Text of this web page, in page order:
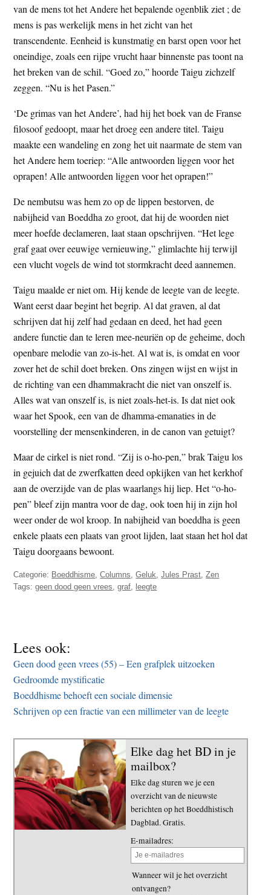
van de mens tot het Andere het bepalende ogenblik ziet ; de
mens is pas werkelijk mens in het zicht van het
transcendente. Eenheid is kunstmatig en barst open voor het
oneindige, zoals een rijpe vrucht haar binnenste pas toont na
het breken van de schil. “Goed zo,” hoorde Taigu zichzelf
zeggen. “Nu is het Pasen.”
‘De grimas van het Andere’, had hij het boek van de Franse
filosoof gedoopt, maar het droeg een andere titel. Taigu
maakte een wandeling en zong het uit naarmate de stem van
het Andere hem toeriep: “Alle antwoorden liggen voor het
oprapen! Alle antwoorden liggen voor het oprapen!”
De nembutsu was hem zo op de lippen bestorven, de
nabijheid van Boeddha zo groot, dat hij de woorden niet
meer hoefde declameren, laat staan opschrijven. “Het lege
graf gaat over eeuwige vernieuwing,” glimlachte hij terwijl
een vlucht vogels de wind tot stormkracht deed aannemen.
Taigu maalde er niet om. Hij kende de leegte van de leegte.
Want eerst daar begint het begrip. Al dat graven, al dat
schrijven dat hij zelf had gedaan en deed, het had geen
andere functie dan te leren mee-neuriën op de geheime, doch
openbare melodie van zo-is-het. Al wat is, is omdat en voor
zover het de schil doet breken. Ons zingen wijst en wijst in
de richting van een dhammakracht die niet van onszelf is.
Alles wat van onszelf is, is niet zoals-het-is. Is dat niet ook
waar het Spook, een van de dhamma-emanaties in de
voorstelling der mensenkinderen, in de canon van getuigt?
Maar de cirkel is niet rond. “Zij is o-ho-pen,” brak Taigu los
in gejuich dat de zwerfkatten deed opkijken van het kerkhof
aan de overzijde van de plas waarlangs hij liep. Het “o-ho-
pen” bleef zijn mantra voor de dag, ook toen hij in zijn hol
weer onder de wol kroop. In nabijheid van boeddha is geen
enkele plaats een plaats van groot lijden, laat staan het hol dat
Taigu doorgaans bewoont.
Categorie: Boeddhisme ,Columns ,Geluk ,Jules Prast ,Zen
Tags:geen dood geen vrees ,graf leegte
Lees ook:
Geen dood geen vrees (55) – Een grafplek uitzoeken
Gedroomde mystificatie
Boeddhisme behoeft een sociale dimensie
Schrijven op een fractie van een millimeter van de leegte
Elke dag het BD in je
mailbox?
Elke dag sturen we je een
overzicht van de nieuwste
berichten op het Boeddhistisch
Dagblad. Gratis.
E-mailadres:
Wanneer wil je het overzicht
ontvangen?